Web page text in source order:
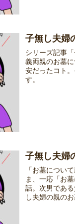
子無し夫
シリーズ記事
義両親のお墓
安だったコト
す。
子無し夫
「お墓につい
ま、一応「お
話。次男であ
し夫婦の親の